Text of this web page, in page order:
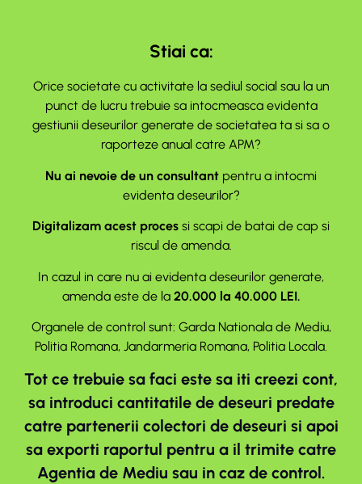
Stiai ca:
Orice societate cu activitate la sediul social sau la un
punct de lucru trebuie sa intocmeasca evidenta
gestiunii deseurilor generate de societatea ta si sa o
raporteze anual catre APM?
Nu ai nevoie de un consultant pentru a intocmi
evidenta deseurilor?
Digitalizam acest proces si scapi de batai de cap si
riscul de amenda.
In cazul in care nu ai evidenta deseurilor generate,
amenda este de la 20.000 la 40.000 LEI.
Organele de control sunt: Garda Nationala de Mediu,
Politia Romana, Jandarmeria Romana, Politia Locala.
Tot ce trebuie sa faci este sa iti creezi cont,
sa introduci cantitatile de deseuri predate
catre partenerii colectori de deseuri si apoi
sa exporti raportul pentru a il trimite catre
Agentia de Mediu sau in caz de control.